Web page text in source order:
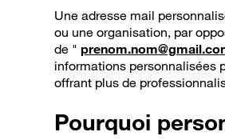
Une adresse mail
ou une organisation, par
de "
informations personnalisées
offrant plus de
Pourquoi